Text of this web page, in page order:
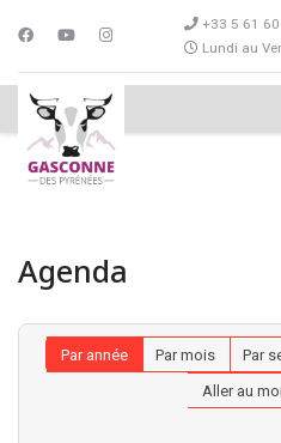
+33 5 61
Lundi au
Agenda
Par année Par mois Par
Aller au